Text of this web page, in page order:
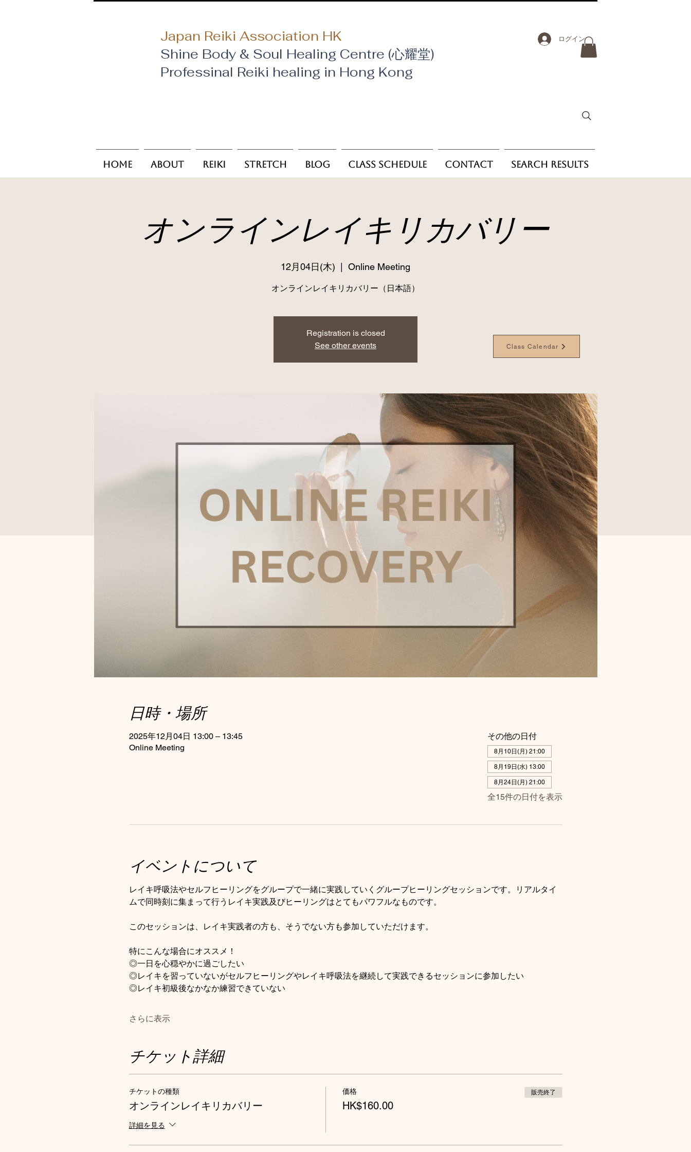
Japan Reiki Association HK
Shine Body & Soul Healing Centre (心耀堂)
​Professinal Reiki healing in Hong Kong
ログイン
Home About Reiki Stretch Blog Class Schedule Contact Search Results
オンラインレイキリカバリー
12月04日(木) Online Meeting
オンラインレイキリカバリー（日本語）
Registration is closed
See other events
日時・場所
2025年12月04日 13:00 – 13:45
Online Meeting
その他の日付
8月10日(月) 21:00
8月19日(水) 13:00
8月24日(月) 21:00
全15件の日付を表示
イベントについて
レイキ呼吸法やセルフヒーリングをグループで一緒に実践していくグループヒーリングセッションです。リアルタイ
ムで同時刻に集まって行うレイキ実践及びヒーリングはとてもパワフルなものです。
このセッションは、レイキ実践者の方も、そうでない方も参加していただけます。
特にこんな場合にオススメ！
◎一日を心穏やかに過ごしたい
◎レイキを習っていないがセルフヒーリングやレイキ呼吸法を継続して実践できるセッションに参加したい
◎レイキ初級後なかなか練習できていない
さらに表示
チケット詳細
チケットの種類
オンラインレイキリカバリー
詳細を見る
価格
HK$160.00
販売終了
Class Calendar